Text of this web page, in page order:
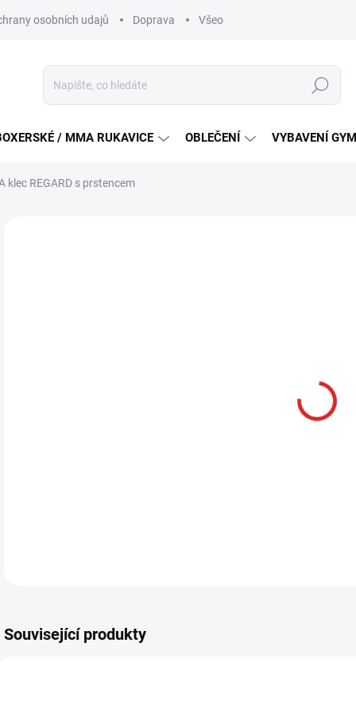
osobních udajů Doprava Všeobecné podmínky soutěži
Hledat
/ MMA RUKAVICE OBLEČENÍ VYBAVENÍ
klec REGARD s prstencem
Související produkty